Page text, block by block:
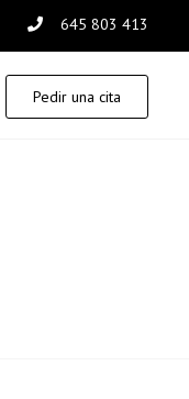
645 803 413
Pedir una cita